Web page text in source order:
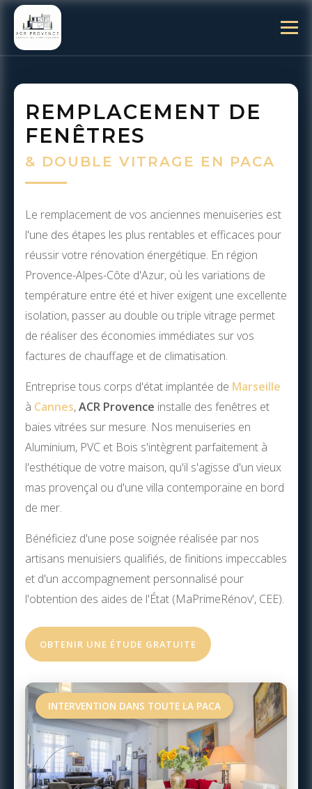
REMPLACEMENT DE
FENÊTRES
& DOUBLE VITRAGE EN PACA
Le remplacement de vos anciennes menuiseries est
l'une des étapes les plus rentables et efficaces pour
réussir votre rénovation énergétique. En région
Provence-Alpes-Côte d'Azur, où les variations de
température entre été et hiver exigent une excellente
isolation, passer au double ou triple vitrage permet
de réaliser des économies immédiates sur vos
factures de chauffage et de climatisation.
Entreprise tous corps d'état implantée de Marseille
à Cannes,ACR Provence installe des fenêtres et
baies vitrées sur mesure. Nos menuiseries en
Aluminium, PVC et Bois s'intègrent parfaitement à
l'esthétique de votre maison, qu'il s'agisse d'un vieux
mas provençal ou d'une villa contemporaine en bord
de mer.
Bénéficiez d'une pose soignée réalisée par nos
artisans menuisiers qualifiés, de finitions impeccables
et d'un accompagnement personnalisé pour
l'obtention des aides de l'État (MaPrimeRénov', CEE).
OBTENIR UNE ÉTUDE GRATUITE
INTERVENTION DANS TOUTE LA PACA